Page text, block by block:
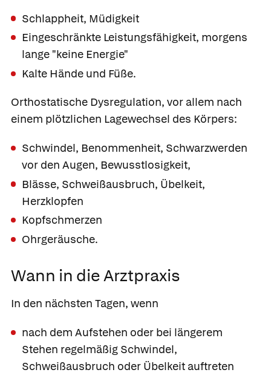
Schlappheit, Müdigkeit
Eingeschränkte Leistungsfähigkeit, morgens
lange "keine Energie"
Kalte Hände und Füße.
Orthostatische Dysregulation, vor allem nach
einem plötzlichen Lagewechsel des Körpers:
Schwindel, Benommenheit, Schwarzwerden
vor den Augen, Bewusstlosigkeit,
Blässe, Schweißausbruch, Übelkeit,
Herzklopfen
Kopfschmerzen
Ohrgeräusche.
Wann in die Arztpraxis
In den nächsten Tagen, wenn
nach dem Aufstehen oder bei längerem
Stehen regelmäßig Schwindel,
Schweißausbruch oder Übelkeit auftreten